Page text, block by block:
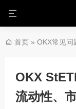
首页 » OKX常见问
OKX
流动性、